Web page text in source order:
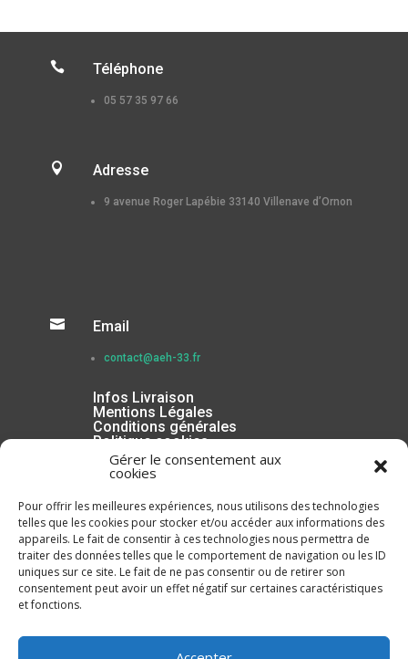
Gérer le consentement aux
cookies
Pour offrir les meilleures expériences, nous utilisons des technologies
telles que les cookies pour stocker et/ou accéder aux informations des
appareils. Le fait de consentir à ces technologies nous permettra de
traiter des données telles que le comportement de navigation ou les ID
uniques sur ce site. Le fait de ne pas consentir ou de retirer son
consentement peut avoir un effet négatif sur certaines caractéristiques
et fonctions.
 Téléphone
05 57 35 97 66
 Adresse
9 avenue Roger Lapébie 33140 Villenave d’Ornon
 Email
contact@aeh-33.fr
Infos Livraison
Mentions Légales
Conditions générales
Politique cookies